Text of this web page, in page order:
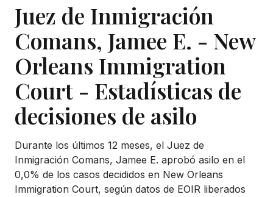
Juez de Inmigración
Comans, Jamee E. - New
Orleans Immigration
Court - Estadísticas de
decisiones de asilo
Durante los últimos 12 meses, el Juez de
Inmigración Comans, Jamee E. aprobó asilo en el
0,0% de los casos decididos en New Orleans
Immigration Court, según datos de EOIR liberados